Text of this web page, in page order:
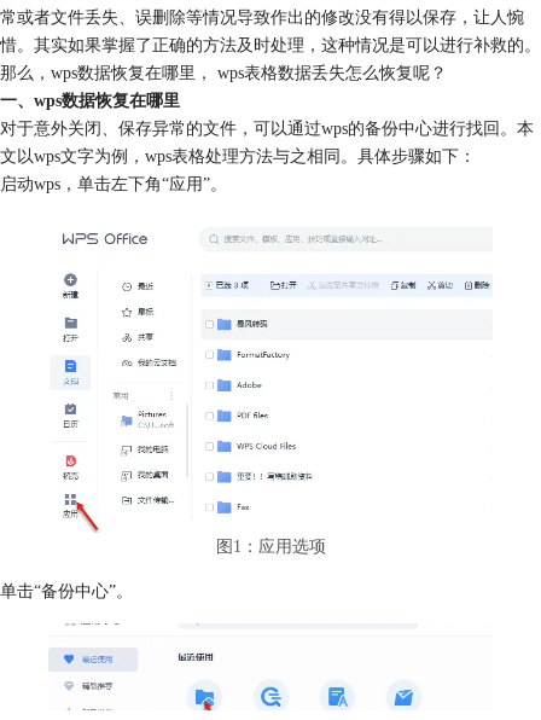
常或者文件丢失、误删除等情况导致作出的修改没有得以保存，让人惋
惜。其实如果掌握了正确的方法及时处理，这种情况是可以进行补救的。
那么，wps数据恢复在哪里， wps表格数据丢失怎么恢复呢？
一、wps数据恢复在哪里
对于意外关闭、保存异常的文件，可以通过wps的备份中心进行找回。本
文以wps文字为例，wps表格处理方法与之相同。具体步骤如下：
启动wps，单击左下角“应用”。
图1：应用选项
单击“备份中心”。